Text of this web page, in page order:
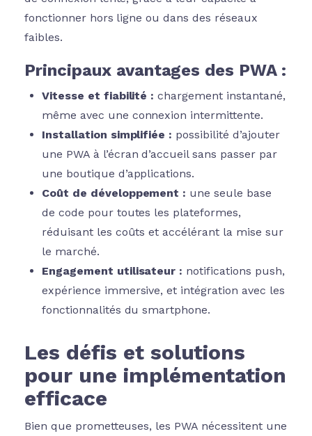
fonctionner hors ligne ou dans des réseaux
faibles.
Principaux avantages des PWA :
Vitesse et fiabilité : chargement instantané,
même avec une connexion intermittente.
Installation simplifiée : possibilité d’ajouter
une PWA à l’écran d’accueil sans passer par
une boutique d’applications.
Coût de développement : une seule base
de code pour toutes les plateformes,
réduisant les coûts et accélérant la mise sur
le marché.
Engagement utilisateur : notifications push,
expérience immersive, et intégration avec les
fonctionnalités du smartphone.
Les défis et solutions
pour une implémentation
efficace
Bien que prometteuses, les PWA nécessitent une